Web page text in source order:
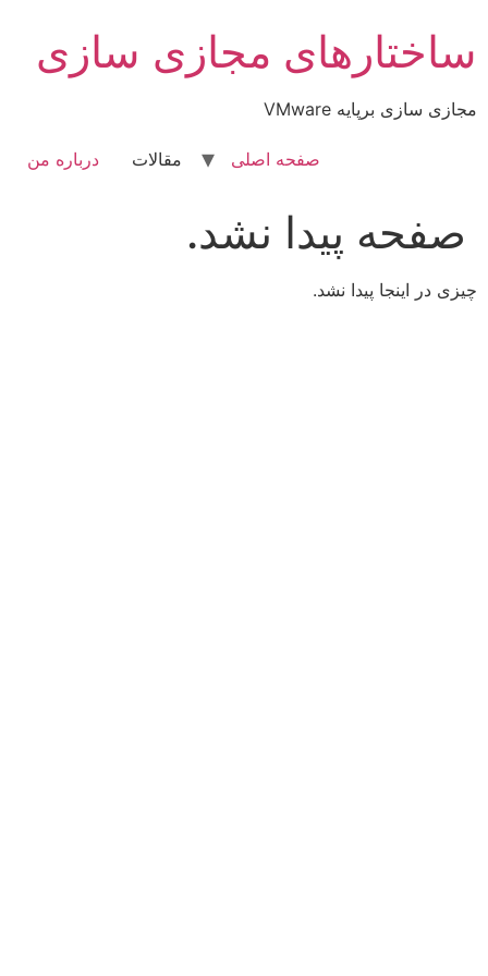
محتوا
ساختارهای مجازی سازی
مجازی سازی برپایه VMware
صفحه اصلی مقالات درباره من
صفحه پیدا نشد.
چیزی در اینجا پیدا نشد.